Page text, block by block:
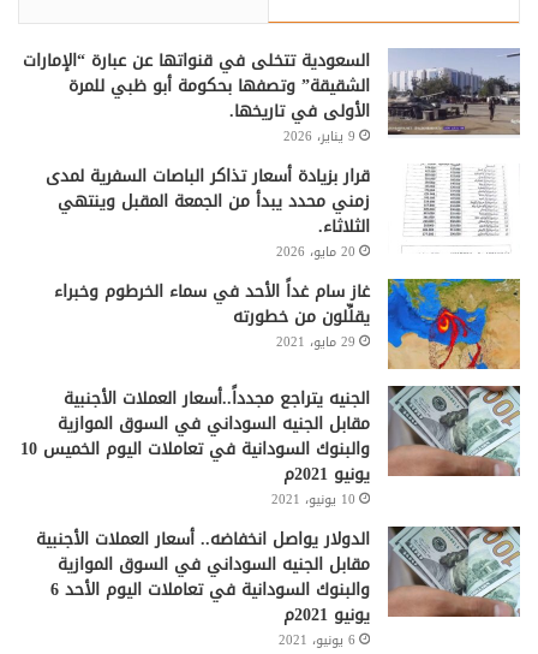
السعودية تتخلى في قنواتها عن عبارة “الإمارات
الشقيقة” وتصفها بحكومة أبو ظبي للمرة
الأولى في تاريخها.
9 يناير، 2026
قرار بزيادة أسعار تذاكر الباصات السفرية لمدى
زمني محدد يبدأ من الجمعة المقبل وينتهي
الثلاثاء.
20 مايو، 2026
غاز سام غداً الأحد في سماء الخرطوم وخبراء
يقلِّلون من خطورته
29 مايو، 2021
الجنيه يتراجع مجدداً..أسعار العملات الأجنبية
مقابل الجنيه السوداني في السوق الموازية
والبنوك السودانية في تعاملات اليوم الخميس 10
يونيو 2021م
10 يونيو، 2021
الدولار يواصل انخفاضه.. أسعار العملات الأجنبية
مقابل الجنيه السوداني في السوق الموازية
والبنوك السودانية في تعاملات اليوم الأحد 6
يونيو 2021م
6 يونيو، 2021